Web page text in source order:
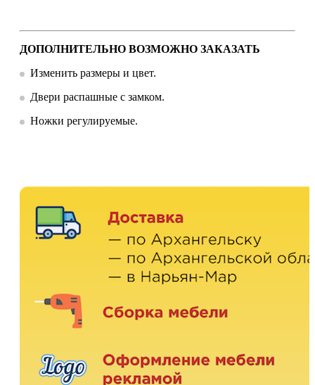
ДОПОЛНИТЕЛЬНО ВОЗМОЖНО ЗАКАЗАТЬ
Изменить размеры и цвет.
Двери распашные с замком.
Ножки регулируемые.